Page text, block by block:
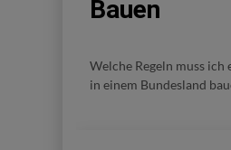
Bauen
Welche Regeln muss ich
in einem Bundesland